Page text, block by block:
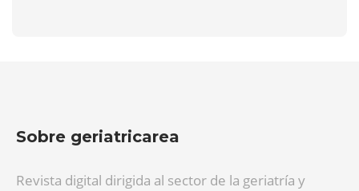
Sobre geriatricarea
Revista digital dirigida al sector de la geriatría y